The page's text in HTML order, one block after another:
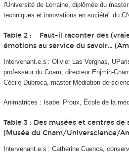
l'Université de Lorraine, diplômée du
techniques et innovations en société" du
Table 2 : Faut-il raconter des
émotions au service du savoir…
Intervenant.e.s : Olivier Las Vergnas,
professeur du Cnam, directeur Enjmin-
Cécile Dubroca, master Médiation de
Animatrices : Isabel Proux, École de la
Table 3 : Des musées et centres de
(Musée du Cnam/Universcience/
Intervenant.e.s : Catherine Cuenca,